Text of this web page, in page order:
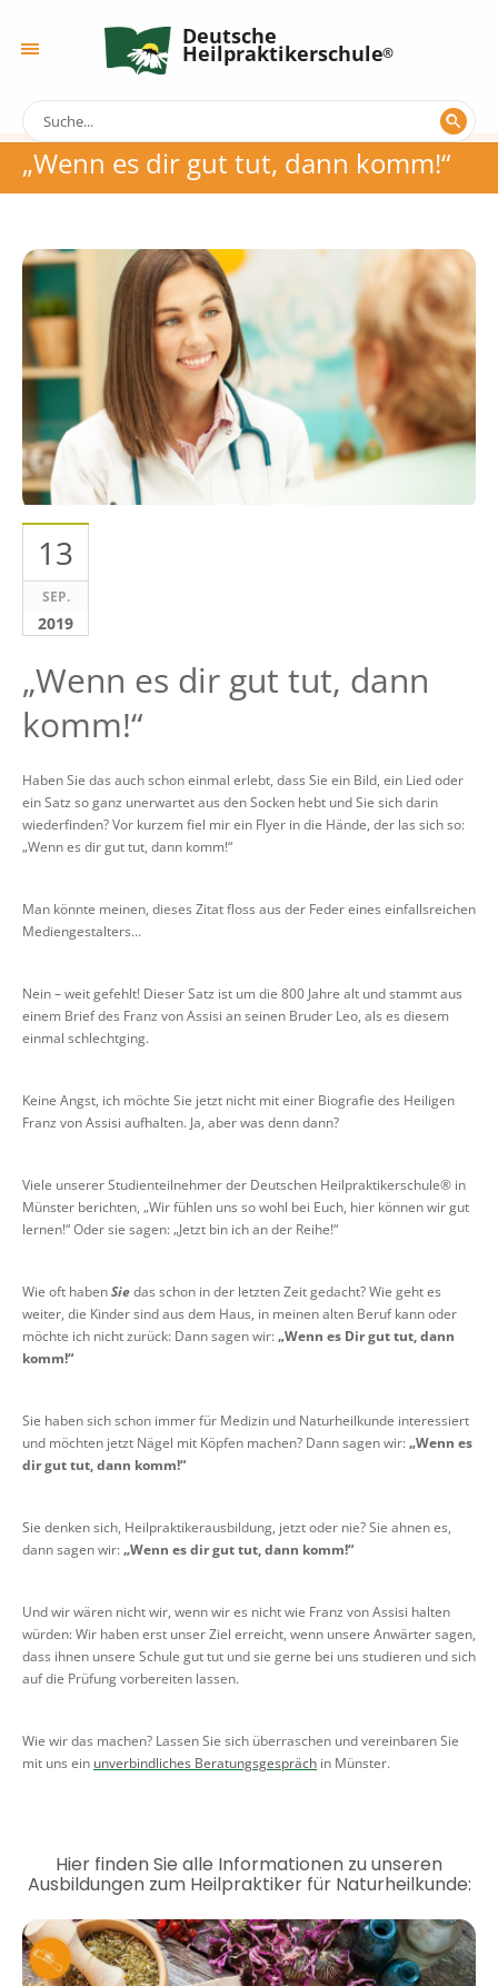
Deutsche
Heilpraktikerschule
„Wenn es dir gut tut, dann komm!“
13
SEP.
2019
„Wenn es dir gut tut, dann
komm!“
Haben Sie das auch schon einmal erlebt, dass Sie ein Bild, ein Lied oder
ein Satz so ganz unerwartet aus den Socken hebt und Sie sich darin
wiederfinden? Vor kurzem fiel mir ein Flyer in die Hände, der las sich so:
„Wenn es dir gut tut, dann komm!“
Man könnte meinen, dieses Zitat floss aus der Feder eines einfallsreichen
Mediengestalters…
Nein – weit gefehlt! Dieser Satz ist um die 800 Jahre alt und stammt aus
einem Brief des Franz von Assisi an seinen Bruder Leo, als es diesem
einmal schlechtging.
Keine Angst, ich möchte Sie jetzt nicht mit einer Biografie des Heiligen
Franz von Assisi aufhalten. Ja, aber was denn dann?
Viele unserer Studienteilnehmer der Deutschen Heilpraktikerschule® in
Münster berichten, „Wir fühlen uns so wohl bei Euch, hier können wir gut
lernen!“ Oder sie sagen: „Jetzt bin ich an der Reihe!“
Wie oft habenSiedas schon in der letzten Zeit gedacht? Wie geht es
weiter, die Kinder sind aus dem Haus, in meinen alten Beruf kann oder
möchte ich nicht zurück: Dann sagen wir:„Wenn es Dir gut tut, dann
komm!“
Sie haben sich schon immer für Medizin und Naturheilkunde interessiert
und möchten jetzt Nägel mit Köpfen machen? Dann sagen wir:„Wenn es
dir gut tut, dann komm!“
Sie denken sich, Heilpraktikerausbildung, jetzt oder nie? Sie ahnen es,
dann sagen wir:„Wenn es dir gut tut, dann komm!“
Und wir wären nicht wir, wenn wir es nicht wie Franz von Assisi halten
würden: Wir haben erst unser Ziel erreicht, wenn unsere Anwärter sagen,
dass ihnen unsere Schule gut tut und sie gerne bei uns studieren und sich
auf die Prüfung vorbereiten lassen.
Wie wir das machen? Lassen Sie sich überraschen und vereinbaren Sie
mit uns ein unverbindliches Beratungsgespräch in Münster.
Hier finden Sie alle Informationen zu unseren
Ausbildungen zum Heilpraktiker für Naturheilkunde: